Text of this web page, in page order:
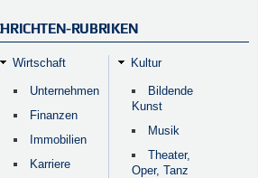
RUBRIKEN
Wirtschaft
Unternehmen
Finanzen
Immobilien
Karriere
Kultur
Bildende
Kunst
Musik
Theater,
Oper, Tanz